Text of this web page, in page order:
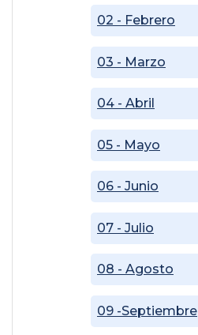
02 - Febrero
03 - Marzo
04 - Abril
05 - Mayo
06 - Junio
07 - Julio
08 - Agosto
09 -Septiembre